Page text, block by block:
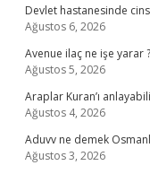
Devlet hastanesinde
Ağustos 6, 2026
Avenue ilaç ne işe yarar ?
Ağustos 5, 2026
Araplar Kuran’ı
Ağustos 4, 2026
Aduvv ne demek
Ağustos 3, 2026